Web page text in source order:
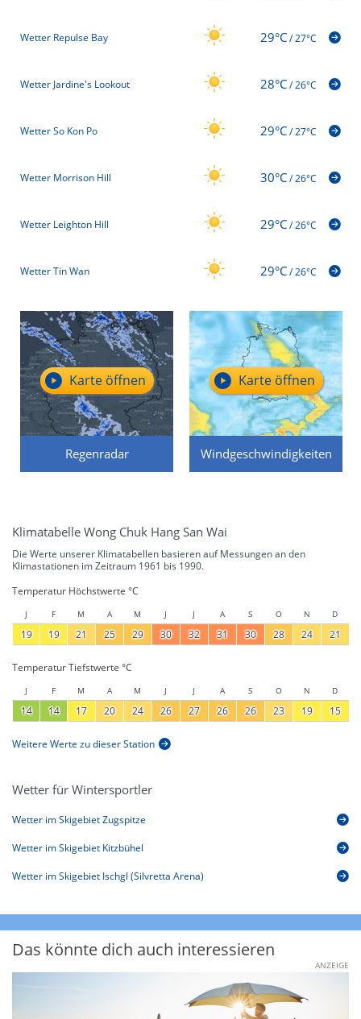
Wetter Repulse Bay 29°C/27°C
Wetter Jardine's Lookout 28°C/26°C
Wetter So Kon Po 29°C/27°C
Wetter Morrison Hill 30°C/26°C
Wetter Leighton Hill 29°C/26°C
Wetter Tin Wan 29°C/26°C
Regenradar
Karte öffnen
Windgeschwindigkeiten
Karte öffnen
Klimatabelle Wong Chuk Hang San Wai
Die Werte unserer Klimatabellen basieren auf Messungen an den
Klimastationen im Zeitraum 1961 bis 1990.
Temperatur Höchstwerte °C
J F M A M J J A S O N D
19 19 21 25 29 30 32 31 30 28 24 21
Temperatur Tiefstwerte °C
J F M A M J J A S O N D
14 14 17 20 24 26 27 26 26 23 19 15
Weitere Werte zu dieser Station
Wetter für Wintersportler
Wetter im Skigebiet Zugspitze
Wetter im Skigebiet Kitzbühel
Wetter im Skigebiet Ischgl (Silvretta Arena)
Das könnte dich auch interessieren
ANZEIGE